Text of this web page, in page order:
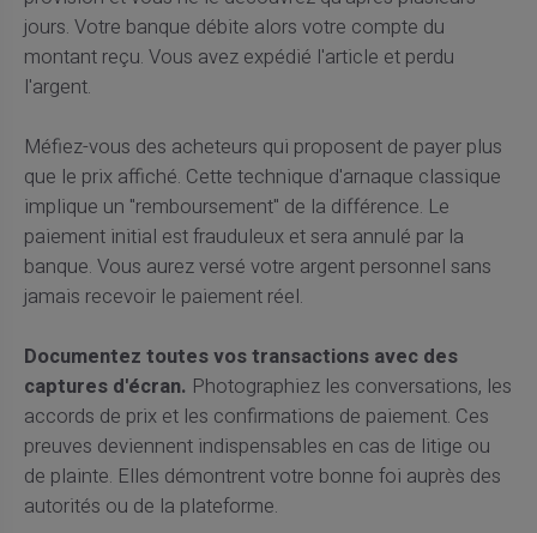
jours. Votre banque débite alors votre compte du
montant reçu. Vous avez expédié l'article et perdu
l'argent.
Méfiez-vous des acheteurs qui proposent de payer plus
que le prix affiché. Cette technique d'arnaque classique
implique un "remboursement" de la différence. Le
paiement initial est frauduleux et sera annulé par la
banque. Vous aurez versé votre argent personnel sans
jamais recevoir le paiement réel.
Documentez toutes vos transactions avec des
captures d'écran. Photographiez les conversations, les
accords de prix et les confirmations de paiement. Ces
preuves deviennent indispensables en cas de litige ou
de plainte. Elles démontrent votre bonne foi auprès des
autorités ou de la plateforme.